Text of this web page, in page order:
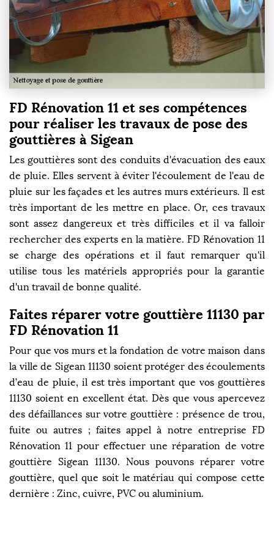
FD Rénovation 11 et ses compétences
pour réaliser les travaux de pose des
gouttières à Sigean
Les gouttières sont des conduits d'évacuation des eaux
de pluie. Elles servent à éviter l'écoulement de l'eau de
pluie sur les façades et les autres murs extérieurs. Il est
très important de les mettre en place. Or, ces travaux
sont assez dangereux et très difficiles et il va falloir
rechercher des experts en la matière. FD Rénovation 11
se charge des opérations et il faut remarquer qu'il
utilise tous les matériels appropriés pour la garantie
d'un travail de bonne qualité.
Faites réparer votre gouttière 11130 par
FD Rénovation 11
Pour que vos murs et la fondation de votre maison dans
la ville de Sigean 11130 soient protéger des écoulements
d’eau de pluie, il est très important que vos gouttières
11130 soient en excellent état. Dès que vous apercevez
des défaillances sur votre gouttière : présence de trou,
fuite ou autres ; faites appel à notre entreprise FD
Rénovation 11 pour effectuer une réparation de votre
gouttière Sigean 11130. Nous pouvons réparer votre
gouttière, quel que soit le matériau qui compose cette
dernière : Zinc, cuivre, PVC ou aluminium.